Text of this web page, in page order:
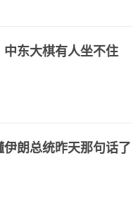
东大棋有人坐不住
朗总统昨天那句话了